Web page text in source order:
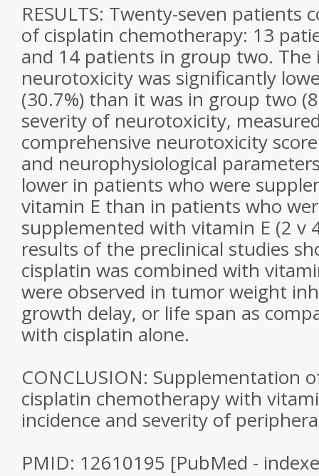
RESULTS: Twenty-seven patients
of cisplatin chemotherapy: 13
and 14 patients in group two. The
neurotoxicity was significantly
(30.7%) than it was in group two
severity of neurotoxicity,
comprehensive neurotoxicity
and neurophysiological
lower in patients who were
vitamin E than in patients who
supplemented with vitamin E (2 v
results of the preclinical studies
cisplatin was combined with
were observed in tumor weight
growth delay, or life span as
with cisplatin alone.
CONCLUSION: Supplementation
cisplatin chemotherapy with
incidence and severity of
PMID: 12610195 [PubMed -